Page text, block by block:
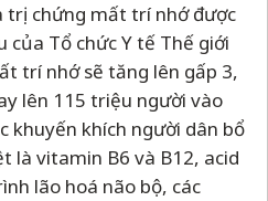
trị chứng mất trí nhớ được
của Tổ chức Y tế Thế giới
trí nhớ sẽ tăng lên gấp 3,
lên 115 triệu người vào
khuyến khích người dân bổ
là vitamin B6 và B12, acid
lão hoá não bộ, các